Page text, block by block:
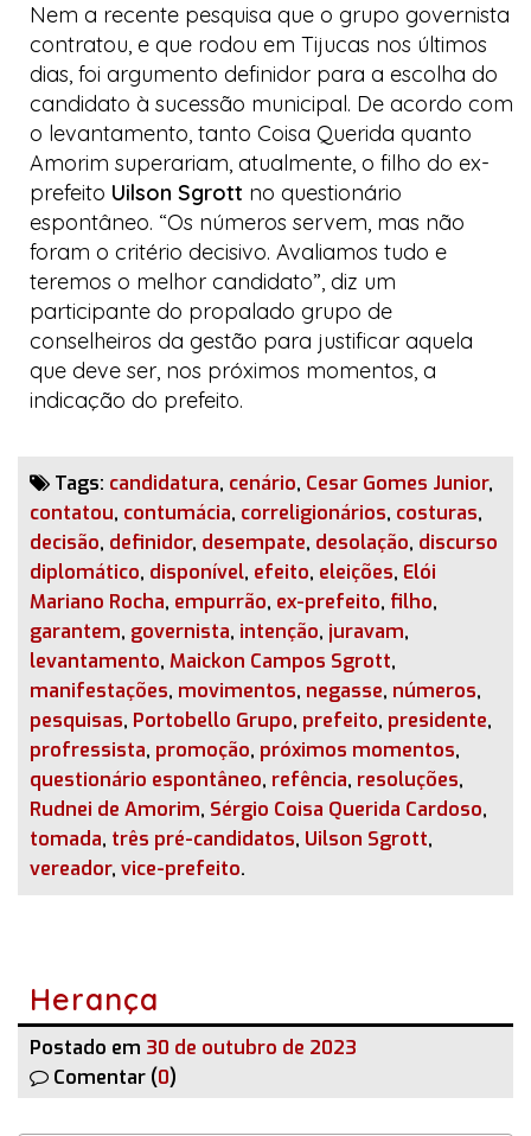
Nem a recente pesquisa que o grupo governista
contratou, e que rodou em Tijucas nos últimos
dias, foi argumento definidor para a escolha do
candidato à sucessão municipal. De acordo com
o levantamento, tanto Coisa Querida quanto
Amorim superariam, atualmente, o filho do ex-
prefeito Uilson Sgrott no questionário
espontâneo. “Os números servem, mas não
foram o critério decisivo. Avaliamos tudo e
teremos o melhor candidato”, diz um
participante do propalado grupo de
conselheiros da gestão para justificar aquela
que deve ser, nos próximos momentos, a
indicação do prefeito.
Tags: candidatura, cenário, Cesar Gomes Junior,
contatou, contumácia, correligionários, costuras,
decisão, definidor, desempate, desolação, discurso
diplomático, disponível, efeito, eleições, Elói
Mariano Rocha, empurrão, ex-prefeito, filho,
garantem, governista, intenção, juravam,
levantamento, Maickon Campos Sgrott,
manifestações, movimentos, negasse, números,
pesquisas, Portobello Grupo, prefeito, presidente,
profressista, promoção, próximos momentos,
questionário espontâneo, refência, resoluções,
Rudnei de Amorim, Sérgio Coisa Querida Cardoso,
tomada, três pré-candidatos, Uilson Sgrott,
vereador, vice-prefeito.
Herança
Postado em 30 de outubro de 2023
Comentar (0)